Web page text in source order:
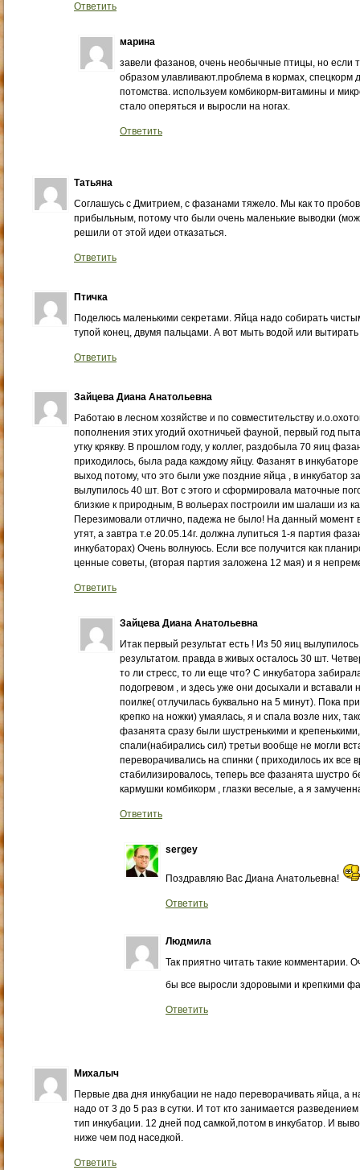
Ответить
марина
завели фазанов, очень необычные птицы, но если
образом улавливают.проблема в кормах, спецкорм
потомства. используем комбикорм-витамины и
стало оперяться и выросли на ногах.
Ответить
Татьяна
Соглашусь с Дмитрием, с фазанами тяжело. Мы как то
прибыльным, потому что были очень маленькие выводки
решили от этой идеи отказаться.
Ответить
Птичка
Поделюсь маленькими секретами. Яйца надо собирать
тупой конец, двумя пальцами. А вот мыть водой или
Ответить
Зайцева Диана Анатольевна
Работаю в лесном хозяйстве и по совместительству
пополнения этих угодий охотничьей фауной, первый год
утку крякву. В прошлом году, у коллег, раздобыла 70 яиц
приходилось, была рада каждому яйцу. Фазанят в
выход потому, что это были уже поздние яйца , в инкубатор
вылупилось 40 шт. Вот с этого и сформировала маточные
близкие к природным, В вольерах построили им шалаши из
Перезимовали отлично, падежа не было! На данный момент
утят, а завтра т.е 20.05.14г. должна лупиться 1-я партия
инкубаторах) Очень волнуюсь. Если все получится как
ценные советы, (вторая партия заложена 12 мая) и я
Ответить
Зайцева Диана Анатольевна
Итак первый результат есть ! Из 50 яиц
результатом. правда в живых осталось 30 шт.
то ли стресс, то ли еще что? С инкубатора
подогревом , и здесь уже они досыхали и вставали
поилке( отлучилась буквально на 5 минут). Пока
крепко на ножки) умаялась, я и спала возле них,
фазанята сразу были шустренькими и
спали(набирались сил) третьи вообще не могли
переворачивались на спинки ( приходилось их все
стабилизировалось, теперь все фазанята шустро
кармушки комбикорм , глазки веселые, а я
Ответить
sergey
Поздравляю Вас Диана Анатольевна!
Ответить
Людмила
Так приятно читать такие комментарии.
бы все выросли здоровыми и крепкими
Ответить
Михалыч
Первые два дня инкубации не надо переворачивать яйца, а
надо от 3 до 5 раз в сутки. И тот кто занимается
тип инкубации. 12 дней под самкой,потом в инкубатор. И
ниже чем под наседкой.
Ответить